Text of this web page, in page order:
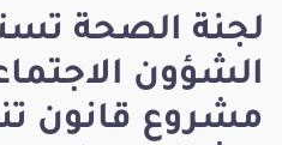
لجنة الصحة
الشؤون
مشروع قانون